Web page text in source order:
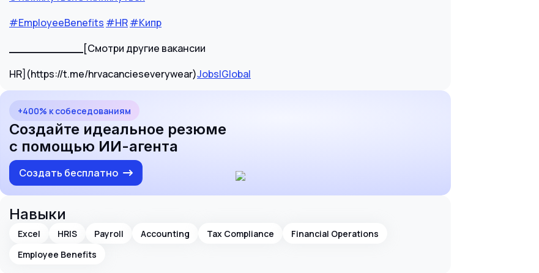
#EmployeeBenefits #HR#Кипр
[Смотри другие вакансии
HR](https://t.me/hrvacancieseverywear)Jobs|Global
+400% к собеседованиям
Создайте идеальное резюме
с помощью ИИ-агента
Создать бесплатно
Навыки
Excel HRIS Payroll Accounting Tax Compliance
Financial Operations
Employee Benefits